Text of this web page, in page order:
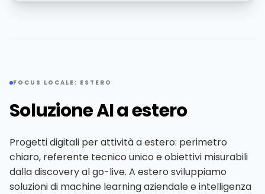
FOCUS LOCALE: ESTERO
Soluzione AI a estero
Progetti digitali per attività a estero: perimetro
chiaro, referente tecnico unico e obiettivi misurabili
dalla discovery al go-live. A estero sviluppiamo
soluzioni di machine learning aziendale e intelligenza